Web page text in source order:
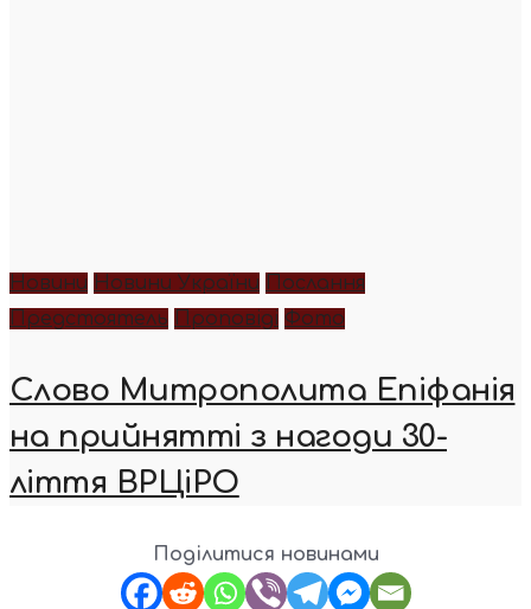
Новини Новини України
Послання
Предстоятель
Проповіді Фото
Слово Митрополита Епіфанія
на прийнятті з нагоди 30-
ліття ВРЦіРО
Поділитися новинами